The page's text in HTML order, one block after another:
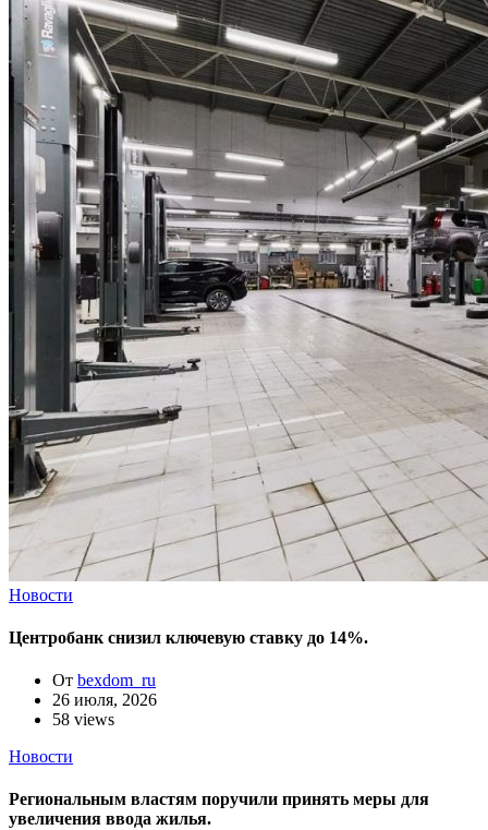
Новости
Центробанк снизил ключевую ставку до 14%.
От bexdom_ru
26 июля, 2026
58 views
Новости
Региональным властям поручили принять меры для
увеличения ввода жилья.